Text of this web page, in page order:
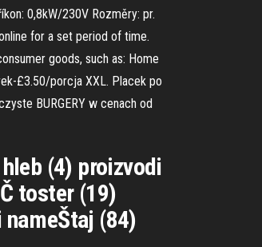
0,8kW/230V Rozměry: pr.
for a set period of time.
goods, such as: Home
£3.50/porcja XXL. Placek po
BURGERY w cenach od
(4) proizvodi
toster (19)
(84)